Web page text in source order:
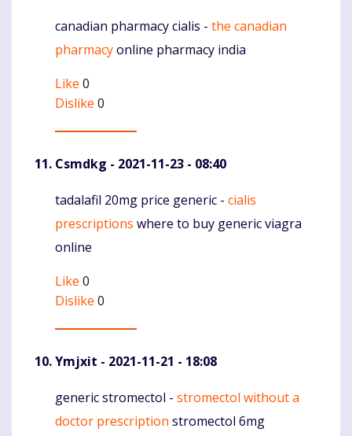
Komentaras
canadian pharmacy cialis - the canadian
pharmacyonline pharmacy india
Like 0
Dislike 0
Csmdkg - 2021-11-23 - 08:40
Komentaras
tadalafil 20mg price generic - cialis
prescriptions where to buy generic viagra
online
Like 0
Dislike 0
Ymjxit - 2021-11-21 - 18:08
Komentaras
generic stromectol - stromectol without a
doctor prescription stromectol 6mg